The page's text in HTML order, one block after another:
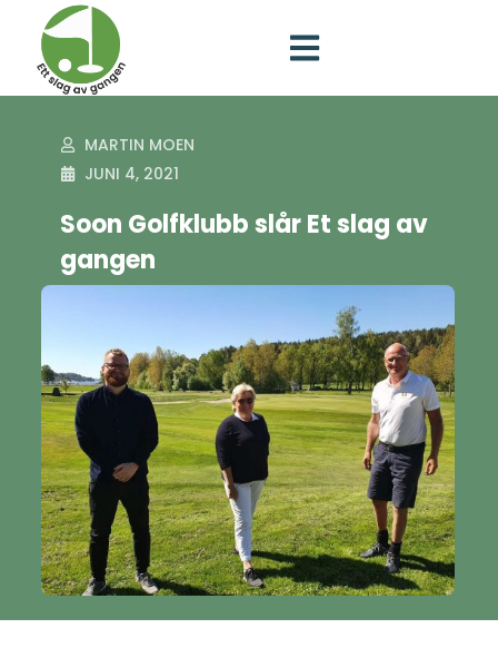
MARTIN MOEN
JUNI 4, 2021
Soon Golfklubb slår Et slag av
gangen